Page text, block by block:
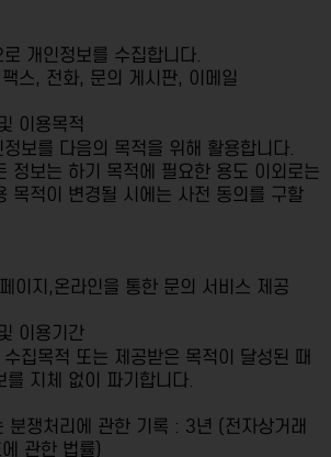
개인정보를 수집합니다.
스, 전화, 문의 게시판, 이메일
이용목적
보를 다음의 목적을 위해 활용합니다.
정보는 하기 목적에 필요한 용도 이외로는
목적이 변경될 시에는 사전 동의를 구할
이지,온라인을 통한 문의 서비스 제공
이용기간
집목적 또는 제공받은 목적이 달성된 때
를 지체 없이 파기합니다.
분쟁처리에 관한 기록 : 3년 (전자상거래
관한 법률)